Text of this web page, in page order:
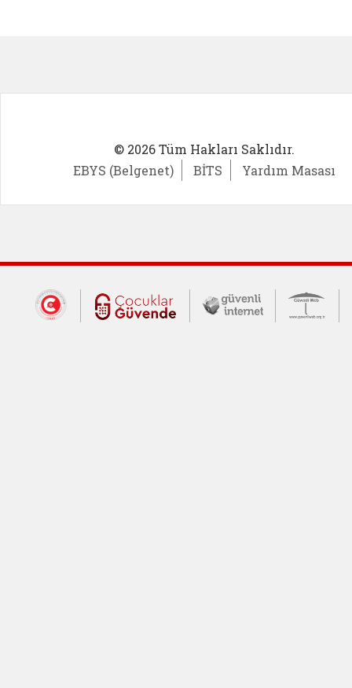
© 2026 Tüm Hakları Saklıdır.
EBYS (Belgenet)
BİTS Yardım Masası
Dış Bağlantılar
Cumhurbaşkanlığı İletişim Merkezi
Çocuklar Güvende (yeni
Güvenli